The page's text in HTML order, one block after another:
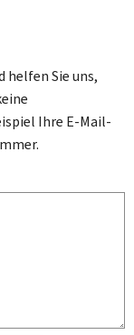
helfen Sie uns,
Ihre E-Mail-